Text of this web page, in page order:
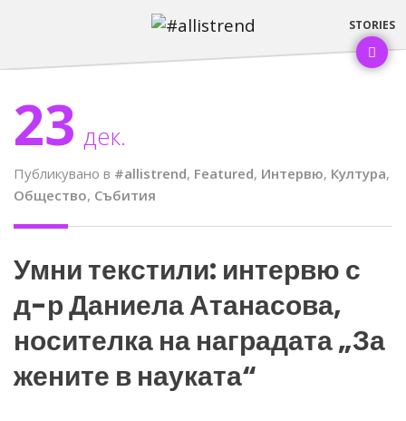
23 дек.
Публикувано в #allistrend, Featured, Интервю, Култура,
Общество, Събития
Умни текстили: интервю с
д-р Даниела Атанасова,
носителка на наградата „За
жените в науката“